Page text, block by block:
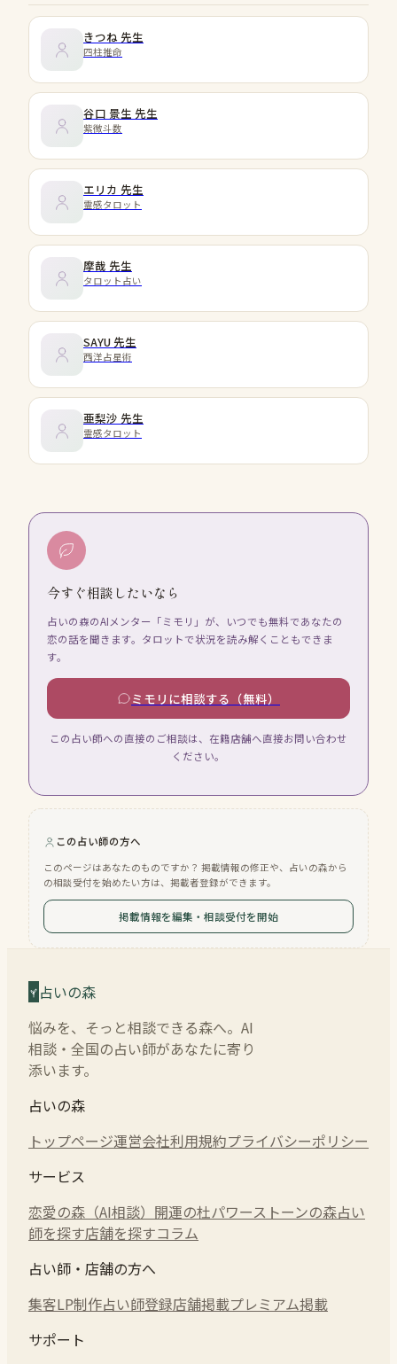
きつね 先生
四柱推命
谷口 景生 先生
紫微斗数
エリカ 先生
霊感タロット
摩哉 先生
タロット占い
SAYU 先生
西洋占星術
亜梨沙 先生
霊感タロット
今すぐ相談したいなら
占いの森のAIメンター「ミモリ」が、いつでも無料であなたの
恋の話を聞きます。タロットで状況を読み解くこともできま
す。
ミモリに相談する（無料）
この占い師への直接のご相談は、在籍店舗へ直接お問い合わせ
ください。
この占い師の方へ
このページはあなたのものですか？ 掲載情報の修正や、占いの森から
の相談受付を始めたい方は、掲載者登録ができます。
掲載情報を編集・相談受付を開始
占いの森
悩みを、そっと相談できる森へ。AI
相談・全国の占い師があなたに寄り
添います。
占いの森
トップページ運営会社利用規約プライバシーポリシー
サービス
恋愛の森（AI相談） 開運の杜パワーストーンの森占い
師を探す店舗を探すコラム
占い師・店舗の方へ
集客LP制作占い師登録店舗掲載プレミアム掲載
サポート